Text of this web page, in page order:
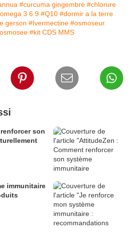
#curcuma gingembre #chlorure
3 6 9 #Q10 #dormir a la terre
gerson #Ivermectine #osmoseur
#kit CDS MMS
son
immunitaire